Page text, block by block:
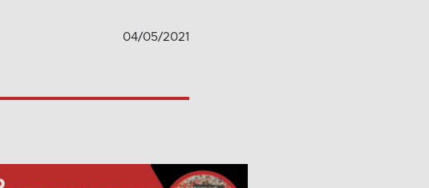
04/05/2021